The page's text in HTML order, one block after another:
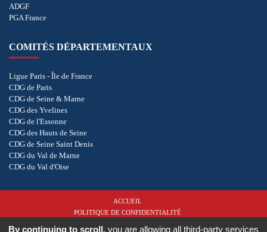
ADGF
PGA France
COMITÉS DÉPARTEMENTAUX
Ligue Paris - Île de France
CDG de Paris
CDG de Seine & Marne
CDG des Yvelines
CDG de l'Essonne
CDG des Hauts de Seine
CDG de Seine Saint Denis
CDG du Val de Marne
CDG du Val d'Oise
ACCUEIL
POLITIQUE DE CONFIDENTIALITÉ
By continuing to scroll, you are allowing all third-party services